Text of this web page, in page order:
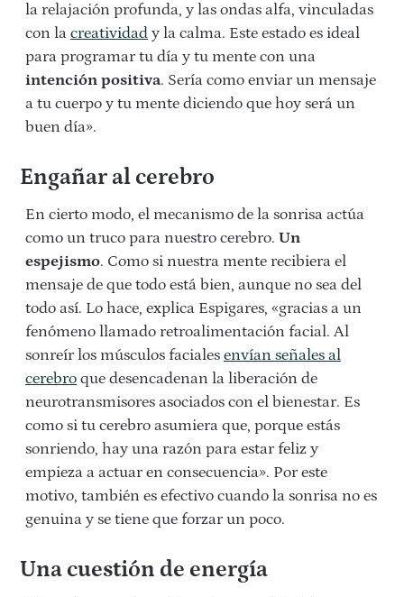
la relajación profunda, y las ondas alfa, vinculadas
con la creatividad y la calma. Este estado es ideal
para programar tu día y tu mente con una
intención positiva. Sería como enviar un mensaje
a tu cuerpo y tu mente diciendo que hoy será un
buen día».
Engañar al cerebro
En cierto modo, el mecanismo de la sonrisa actúa
como un truco para nuestro cerebro. Un
espejismo. Como si nuestra mente recibiera el
mensaje de que todo está bien, aunque no sea del
todo así. Lo hace, explica Espigares, «gracias a un
fenómeno llamado retroalimentación facial. Al
sonreír los músculos faciales envían señales al
cerebro que desencadenan la liberación de
neurotransmisores asociados con el bienestar. Es
como si tu cerebro asumiera que, porque estás
sonriendo, hay una razón para estar feliz y
empieza a actuar en consecuencia». Por este
motivo, también es efectivo cuando la sonrisa no es
genuina y se tiene que forzar un poco.
Una cuestión de energía